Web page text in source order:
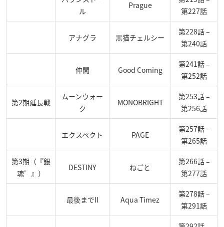
ル
Prague
第227話
アナグラ 黒猫チェルシー
第228話 –
第240話
仲間 Good Coming
第241話 –
第252話
第2期延長戦
ムーンウォー
ク
MONOBRIGHT
第253話 –
第256話
エクスペクト PAGE
第257話 –
第265話
第3期（『銀
魂゜』）
DESTINY ねごと
第266話 –
第277話
最後までII Aqua Timez
第278話 –
第291話